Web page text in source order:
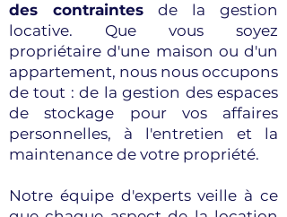
des contraintes de la gestion
locative. Que vous soyez
propriétaire d'une maison ou d'un
appartement, nous nous occupons
de tout : de la gestion des espaces
de stockage pour vos affaires
personnelles, à l'entretien et la
maintenance de votre propriété.
Notre équipe d'experts veille à ce